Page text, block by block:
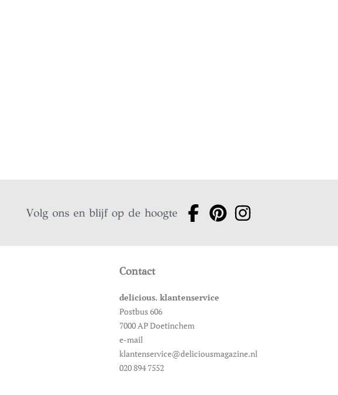
Volg ons en blijf op de hoogte
Contact
delicious. klantenservice
Postbus 606
7000 AP Doetinchem
e-mail
klantenservice@deliciousmagazine.nl
020 894 7552